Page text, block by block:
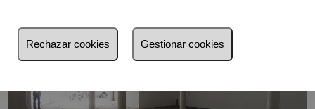
Rechazar cookies Gestionar cookies